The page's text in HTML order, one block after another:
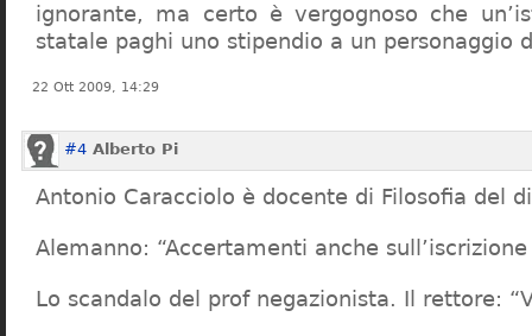
ignorante, ma certo è vergognoso che
statale paghi uno stipendio a un personaggio
22 Ott 2009, 14:29
#4 Alberto Pi
Antonio Caracciolo è docente di Filosofia del
Alemanno: “Accertamenti anche
Lo scandalo del prof negazionista. Il rettore: